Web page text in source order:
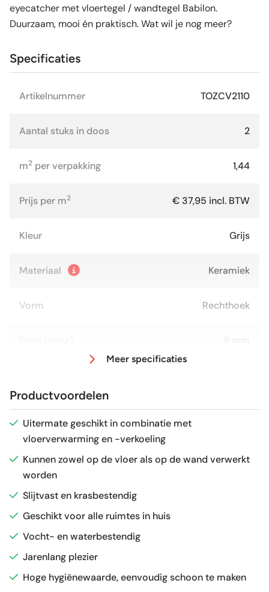
eyecatcher met vloertegel / wandtegel Babilon.
Duurzaam, mooi én praktisch. Wat wil je nog meer?
Specificaties
Artikelnummer TOZCV2110
Aantal stuks in doos 2
m2 per verpakking 1,44
Prijs per m2 € 37,95 incl. BTW
Kleur Grijs
Materiaal Keramiek
Vorm Rechthoek
Antislipwaarde R10
Glans / Mat
Gerectificeerd
Vorstbestendig
Sortering
Craquelé Nee
Meer specificaties
Productvoordelen
Uitermate geschikt in combinatie met
vloerverwarming en -verkoeling
Kunnen zowel op de vloer als op de wand verwerkt
worden
Slijtvast en krasbestendig
Geschikt voor alle ruimtes in huis
Vocht- en waterbestendig
Jarenlang plezier
Hoge hygiënewaarde, eenvoudig schoon te maken